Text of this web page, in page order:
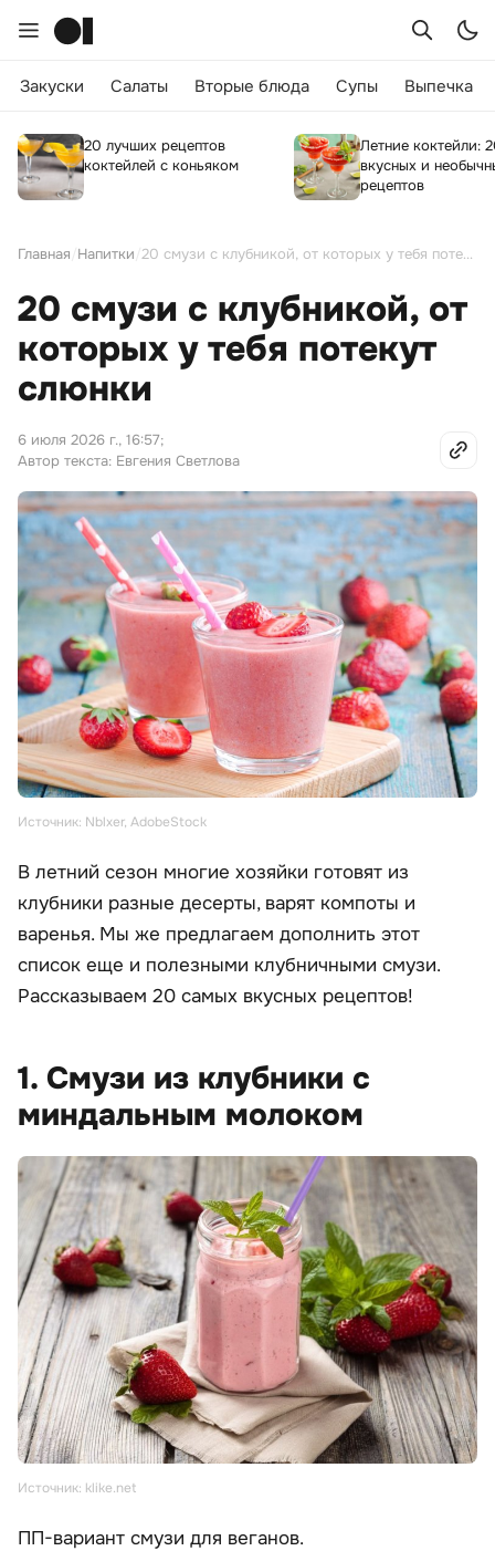
Закуски Салаты Вторые блюда Супы Выпечка
20 лучших рецептов
коктейлей с коньяком
Летние коктейли:
вкусных и
рецептов
Главная Напитки 20 смузи с клубникой, от которых у тебя потекут слюнки
20 смузи с клубникой, от
которых у тебя потекут
слюнки
6 июля 2026 г., 16:57;
Автор текста: Евгения Светлова
Источник: Nblxer, AdobeStock
В летний сезон многие хозяйки готовят из
клубники разные десерты, варят компоты и
варенья. Мы же предлагаем дополнить этот
список еще и полезными клубничными смузи.
Рассказываем 20 самых вкусных рецептов!
1. Смузи из клубники с
миндальным молоком
Источник: klike.net
ПП-вариант смузи для веганов.